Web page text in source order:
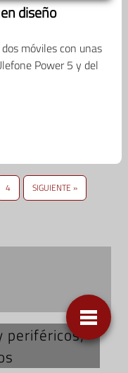
diseño
móviles con unas
Power 5 y del
4 SIGUIENTE »
periféricos;